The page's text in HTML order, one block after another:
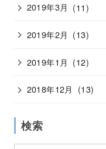
2019年3月 (11)
2019年2月 (13)
2019年1月 (12)
2018年12月 (13)
検索